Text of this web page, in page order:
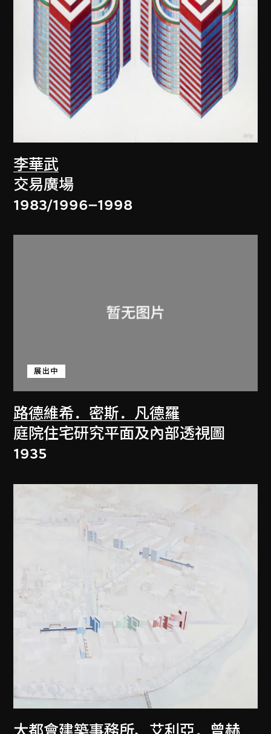
李華武
交易廣場
1983/1996–1998
路德維希．密斯．凡德羅
展出中
庭院住宅研究平面及內部透視圖
1935